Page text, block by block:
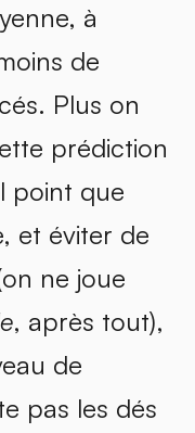
à
de
Plus on
prédiction
point que
et éviter de
ne joue
, après tout),
de
pas les dés